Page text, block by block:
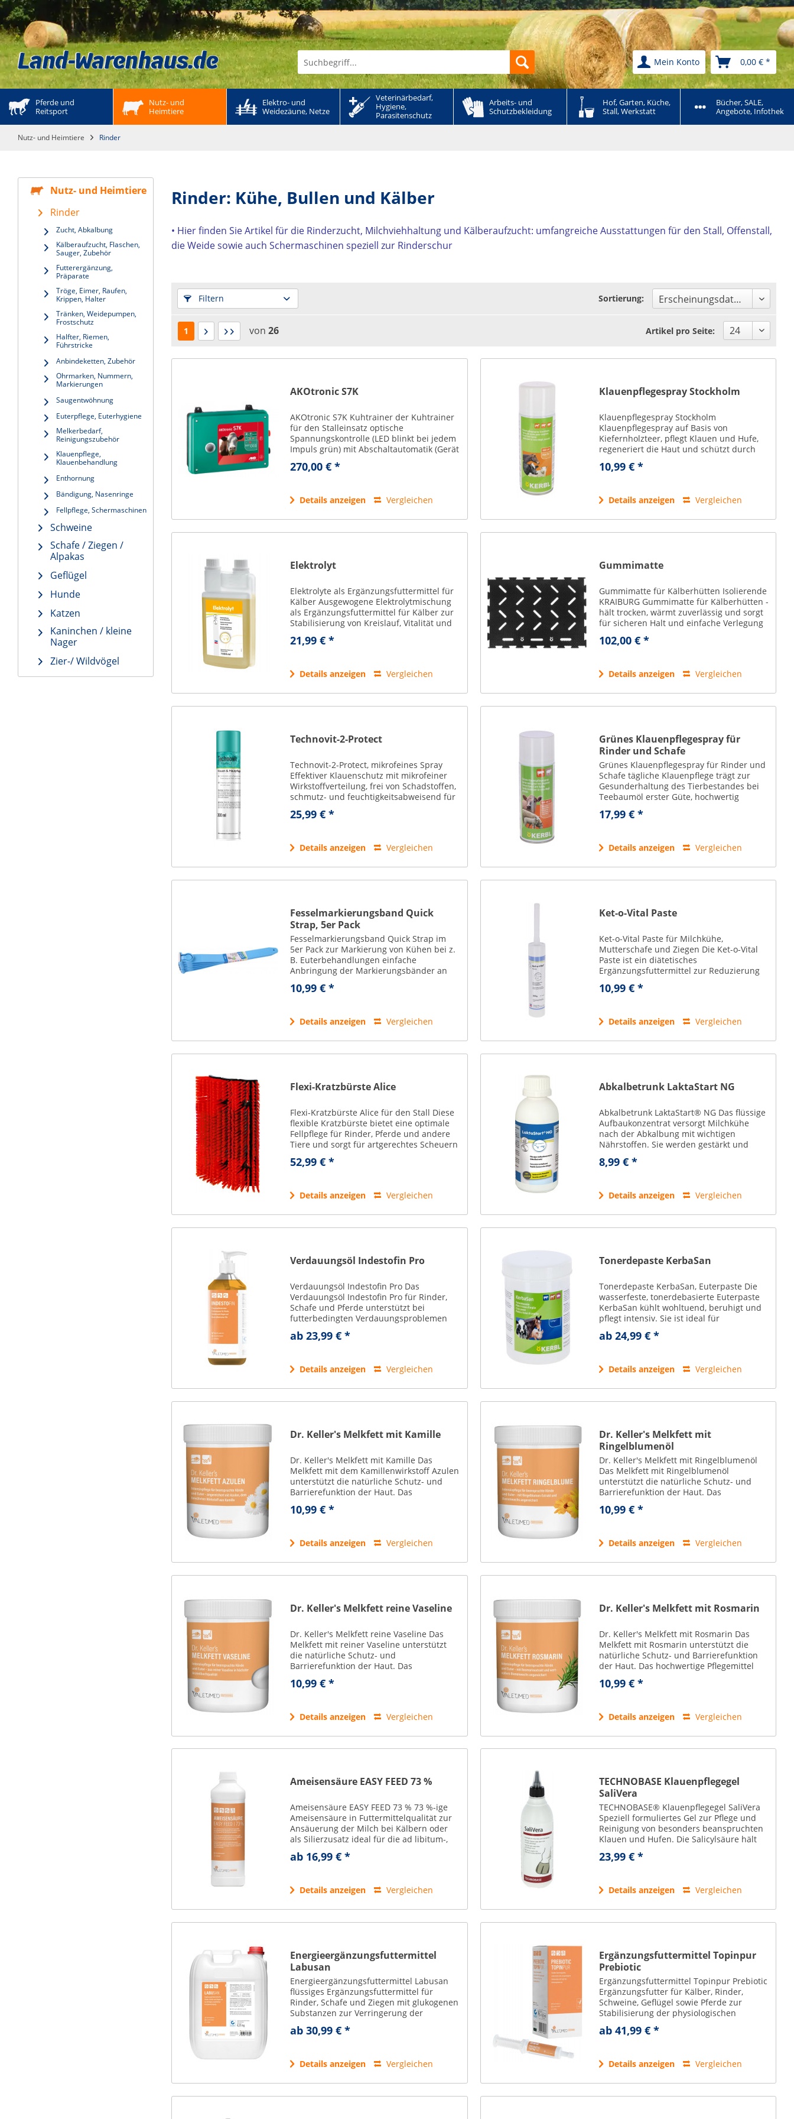
Mein Konto 0,00 € *
Pferde und
Reitsport
Nutz- und
Heimtiere
Elektro- und
Weidezäune, Netze
Veterinärbedarf,
Hygiene,
Parasitenschutz
Arbeits- und
Schutzbekleidung
Hof, Garten, Küche,
Stall, Werkstatt
Bücher, SALE,
Angebote, Infothek
Nutz- und Heimtiere Rinder
Nutz- und Heimtiere
Rinder
Zucht, Abkalbung
Kälberaufzucht, Flaschen,
Sauger, Zubehör
Futterergänzung,
Präparate
Tröge, Eimer, Raufen,
Krippen, Halter
Tränken, Weidepumpen,
Frostschutz
Halfter, Riemen,
Führstricke
Anbindeketten, Zubehör
Ohrmarken, Nummern,
Markierungen
Saugentwöhnung
Euterpflege, Euterhygiene
Melkerbedarf,
Reinigungszubehör
Klauenpflege,
Klauenbehandlung
Enthornung
Bändigung, Nasenringe
Fellpflege, Schermaschinen
Schweine
Schafe / Ziegen /
Alpakas
Geflügel
Hunde
Katzen
Kaninchen / kleine
Nager
Zier-/ Wildvögel
Rinder: Kühe, Bullen und Kälber
• Hier finden Sie Artikel für die Rinderzucht, Milchviehhaltung und Kälberaufzucht: umfangreiche Ausstattungen für den Stall, Offenstall,
die Weide sowie auch Schermaschinen speziell zur Rinderschur
Filtern Sortierung:
1 von 26 Artikel pro Seite:
AKOtronic S7K
AKOtronic S7K Kuhtrainer der Kuhtrainer
für den Stalleinsatz optische
Spannungskontrolle (LED blinkt bei jedem
Impuls grün) mit Abschaltautomatik (Gerät
schaltet nach 5 Kurzschluss-Impulsen
automatisch ab – LED blinkt dann rot) 5
270,00 € *
Details anzeigen Vergleichen
Klauenpflegespray Stockholm
Klauenpflegespray Stockholm
Klauenpflegespray auf Basis von
Kiefernholzteer, pflegt Klauen und Hufe,
regeneriert die Haut und schützt durch
eine wasserabweisende Schicht - ideal für
Rinder, Pferde und Schafe. ideal für den
10,99 € *
Details anzeigen Vergleichen
Elektrolyt
Elektrolyte als Ergänzungsfuttermittel für
Kälber Ausgewogene Elektrolytmischung
als Ergänzungsfuttermittel für Kälber zur
Stabilisierung von Kreislauf, Vitalität und
Wohlbefinden. Elektrolytlösung für die
Milchtränke schützt vor...
21,99 € *
Details anzeigen Vergleichen
Gummimatte
Gummimatte für Kälberhütten Isolierende
KRAIBURG Gummimatte für Kälberhütten -
hält trocken, wärmt zuverlässig und sorgt
für sicheren Halt und einfache Verlegung
ohne Bodenbefestigung auf jedem Boden.
isolierende Schicht zu Boden...
102,00 € *
Details anzeigen Vergleichen
Technovit-2-Protect
Technovit-2-Protect, mikrofeines Spray
Effektiver Klauenschutz mit mikrofeiner
Wirkstoffverteilung, frei von Schadstoffen,
schmutz- und feuchtigkeitsabweisend für
nachhaltige Pflege und Regeneration. volle
Wirksamkeit ab dem ersten...
25,99 € *
Details anzeigen Vergleichen
Grünes Klauenpflegespray für
Rinder und Schafe
Grünes Klauenpflegespray für Rinder und
Schafe tägliche Klauenpflege trägt zur
Gesunderhaltung des Tierbestandes bei
Teebaumöl erster Güte, hochwertig
natürliche Essenzen aus Aloe Vera,
Oregano und Ringelblumen sowie
17,99 € *
Details anzeigen Vergleichen
Fesselmarkierungsband Quick
Strap, 5er Pack
Fesselmarkierungsband Quick Strap im
5er Pack zur Markierung von Kühen bei z.
B. Euterbehandlungen einfache
Anbringung der Markierungsbänder an
den Beinen der Tiere der stufenlos
verstellbare Verschluss passt sich an
10,99 € *
Details anzeigen Vergleichen
Ket-o-Vital Paste
Ket-o-Vital Paste für Milchkühe,
Mutterschafe und Ziegen Die Ket-o-Vital
Paste ist ein diätetisches
Ergänzungsfuttermittel zur Reduzierung
des Ketose-Risikos. Die Paste wird zur
Prophylaxe gegen Ketose (Acetonämie)
10,99 € *
Details anzeigen Vergleichen
Flexi-Kratzbürste Alice
Flexi-Kratzbürste Alice für den Stall Diese
flexible Kratzbürste bietet eine optimale
Fellpflege für Rinder, Pferde und andere
Tiere und sorgt für artgerechtes Scheuern
und Pflege des Fells. ermöglicht ein
arttypisches Scheuern an Kopf...
52,99 € *
Details anzeigen Vergleichen
Abkalbetrunk LaktaStart NG
Abkalbetrunk LaktaStart® NG Das flüssige
Aufbaukonzentrat versorgt Milchkühe
nach der Abkalbung mit wichtigen
Nährstoffen. Sie werden gestärkt und
optimal auf die folgende Laktationsperiode
vorbereitet. Ergänzungsfuttermittel für...
8,99 € *
Details anzeigen Vergleichen
Verdauungsöl Indestofin Pro
Verdauungsöl Indestofin Pro Das
Verdauungsöl Indestofin Pro für Rinder,
Schafe und Pferde unterstützt bei
futterbedingten Verdauungsproblemen
ätherischen Öle können
ab 23,99 € *
Details anzeigen Vergleichen
Tonerdepaste KerbaSan
Tonerdepaste KerbaSan, Euterpaste Die
wasserfeste, tonerdebasierte Euterpaste
KerbaSan kühlt wohltuend, beruhigt und
pflegt intensiv. Sie ist ideal für
Kühe oder bei der Weidehaltung.
ab 24,99 € *
Details anzeigen Vergleichen
Dr. Keller's Melkfett mit Kamille
Dr. Keller's Melkfett mit Kamille Das
Melkfett mit dem Kamillenwirkstoff Azulen
unterstützt die natürliche Schutz- und
Barrierefunktion der Haut. Das
Vaseline in Arzneibuchqualität und
10,99 € *
Details anzeigen Vergleichen
Dr. Keller's Melkfett mit
Ringelblumenöl
Dr. Keller's Melkfett mit Ringelblumenöl
Das Melkfett mit Ringelblumenöl
unterstützt die natürliche Schutz- und
Barrierefunktion der Haut. Das
Vaseline in Arzneibuchqualität und bietet
10,99 € *
Details anzeigen Vergleichen
Dr. Keller's Melkfett reine Vaseline
Dr. Keller's Melkfett reine Vaseline Das
Melkfett mit reiner Vaseline unterstützt
die natürliche Schutz- und
Barrierefunktion der Haut. Das
Vaseline in Arzneibuchqualität und bietet
10,99 € *
Details anzeigen Vergleichen
Dr. Keller's Melkfett mit Rosmarin
Dr. Keller's Melkfett mit Rosmarin Das
Melkfett mit Rosmarin unterstützt die
natürliche Schutz- und Barrierefunktion
der Haut. Das hochwertige Pflegemittel
Arzneibuchqualität und bietet eine sanfte
10,99 € *
Details anzeigen Vergleichen
Ameisensäure EASY FEED 73 %
Ameisensäure EASY FEED 73 % 73 %-ige
Ameisensäure in Futtermittelqualität zur
Ansäuerung der Milch bei Kälbern oder
als Silierzusatz ideal für die ad libitum-,
Vorrats- und Kalttränke: durch das sichere
Ansäuern wird die Tränke...
ab 16,99 € *
Details anzeigen Vergleichen
TECHNOBASE Klauenpflegegel
SaliVera
TECHNOBASE® Klauenpflegegel SaliVera
Speziell formuliertes Gel zur Pflege und
Reinigung von besonders beanspruchten
Klauen und Hufen. Die Salicylsäure hält
die Zwischenklauenhaut in einem guten
Zustand. leicht aufzutragen dank der...
23,99 € *
Details anzeigen Vergleichen
Energieergänzungsfuttermittel
Labusan
Energieergänzungsfuttermittel Labusan
flüssiges Ergänzungsfuttermittel für
Rinder, Schafe und Ziegen mit glukogenen
Substanzen zur Verringerung der
Ketosegefahr Produkt wird zur Prophylaxe
gegen Ketose (Acetonämie) eingesetzt sehr
ab 30,99 € *
Details anzeigen Vergleichen
Ergänzungsfuttermittel Topinpur
Prebiotic
Ergänzungsfuttermittel Topinpur Prebiotic
Ergänzungsfutter für Kälber, Rinder,
Schweine, Geflügel sowie Pferde zur
Stabilisierung der physiologischen
Darmflora das fermentierte, präbiotische
Konzentrat aus der Topinamburknolle
ab 41,99 € *
Details anzeigen Vergleichen